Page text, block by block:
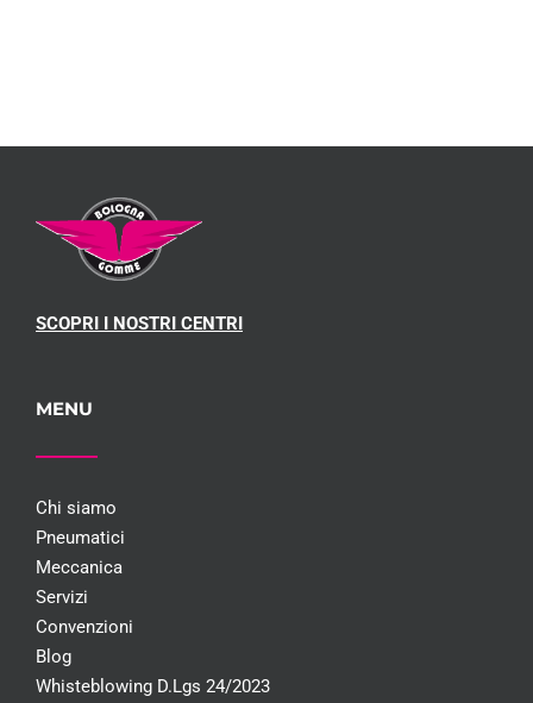
SCOPRI I NOSTRI CENTRI
MENU
Chi siamo
Pneumatici
Meccanica
Servizi
Convenzioni
Blog
Whisteblowing D.Lgs 24/2023